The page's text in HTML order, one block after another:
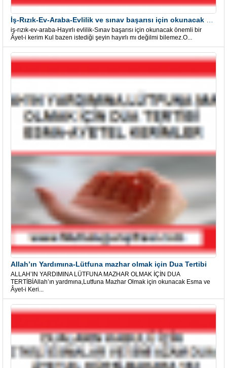
iş-rızık-ev-araba-Hayırlı evlilik-Sınav başarısı için okunacak önemli bir
Âyet-i kerim Kul bazen istediği şeyin hayırlı mı değilmi bilemez.O...
Allah’ın Yardımına-Lütfuna mazhar olmak için Dua Tertibi
ALLAH’IN YARDIMINA LÜTFUNA MAZHAR OLMAK İÇİN DUA
TERTİBİAllah’ın yardmına,Lutfuna Mazhar Olmak için okunacak Esma ve
Âyet-i Keri...